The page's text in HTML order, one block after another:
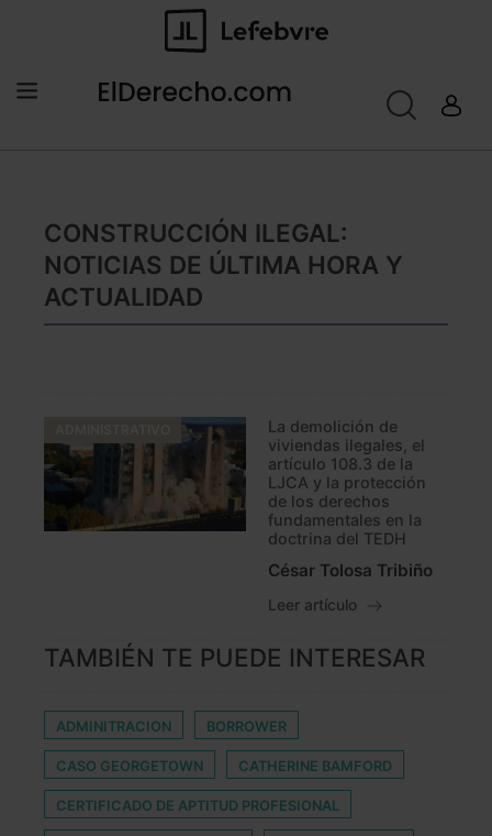
CONSTRUCCIÓN ILEGAL:
NOTICIAS DE ÚLTIMA HORA Y
ACTUALIDAD
La demolición de
viviendas ilegales, el
artículo 108.3 de la
LJCA y la protección
de los derechos
fundamentales en la
doctrina del TEDH
César Tolosa Tribiño
Leer artículo
TAMBIÉN TE PUEDE INTERESAR
ADMINITRACION BORROWER
CASO GEORGETOWN CATHERINE BAMFORD
CERTIFICADO DE APTITUD PROFESIONAL